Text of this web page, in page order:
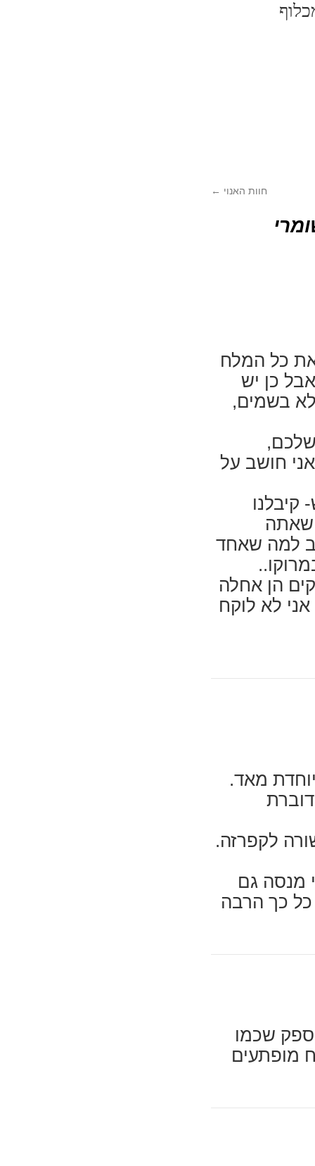
חוות האנוי ←
כל המלח
כן יש
לא בשמים,
חושב על
קיבלנו
שאתה
למה שאחד
הן אחלה
לא לוקח
מאד.
לקפרזה.
מנסה גם
כל כך הרבה
ספק שכמו
מופתעים